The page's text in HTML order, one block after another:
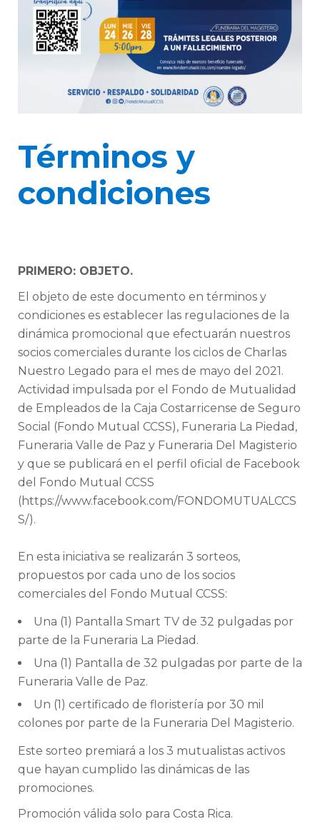
Términos y
condiciones
PRIMERO: OBJETO.
El objeto de este documento en términos y
condiciones es establecer las regulaciones de la
dinámica promocional que efectuarán nuestros
socios comerciales durante los ciclos de Charlas
Nuestro Legado para el mes de mayo del 2021.
Actividad impulsada por el Fondo de Mutualidad
de Empleados de la Caja Costarricense de Seguro
Social (Fondo Mutual CCSS), Funeraria La Piedad,
Funeraria Valle de Paz y Funeraria Del Magisterio
y que se publicará en el perfil oficial de Facebook
del Fondo Mutual CCSS
(https://www.facebook.com/FONDOMUTUALCCS
S/).
En esta iniciativa se realizarán 3 sorteos,
propuestos por cada uno de los socios
comerciales del Fondo Mutual CCSS:
Una (1) Pantalla Smart TV de 32 pulgadas por
parte de la Funeraria La Piedad.
Una (1) Pantalla de 32 pulgadas por parte de la
Funeraria Valle de Paz.
Un (1) certificado de floristería por 30 mil
colones por parte de la Funeraria Del Magisterio.
Este sorteo premiará a los 3 mutualistas activos
que hayan cumplido las dinámicas de las
promociones.
Promoción válida solo para Costa Rica.